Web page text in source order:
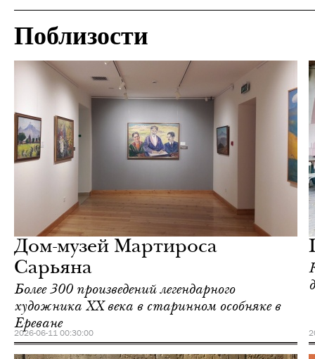
Поблизости
Дом-музей Мартироса
Сарьяна
Более 300 произведений легендарного
художника ХХ века в старинном особняке в
Ереване
2026-06-11 00:30:00
Guide